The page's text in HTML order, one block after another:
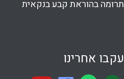
תרומה בהוראת קבע בנקאית
עקבו אחרינו